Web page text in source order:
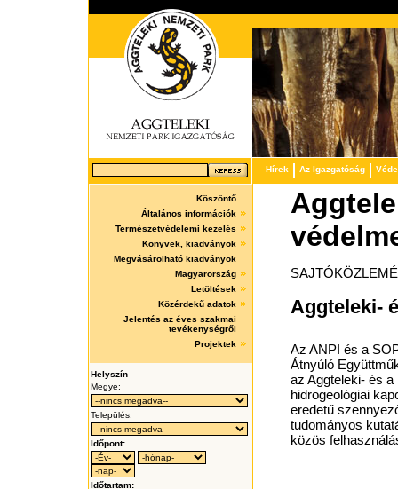
Hírek Az Igazgatóság
Köszöntő
Általános információk
Természetvédelemi kezelés
Könyvek, kiadványok
Megvásárolható kiadványok
Magyarország
Letöltések
Közérdekű adatok
Jelentés az éves szakmai
tevékenységről
Projektek
Helyszín
Megye:
Település:
Időpont:
Időtartam:
Aggteleki-
Az ANPI és a
Átnyúló
az Aggteleki- és
hidrogeológiai
eredetű
tudományos
közös